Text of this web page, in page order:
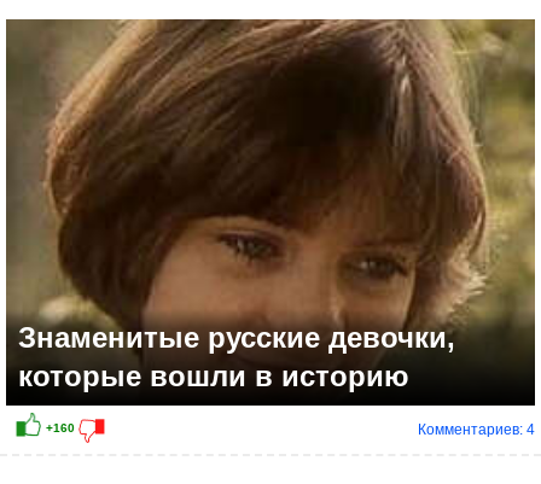
Знаменитые русские девочки,
которые вошли в историю
Комментариев: 4